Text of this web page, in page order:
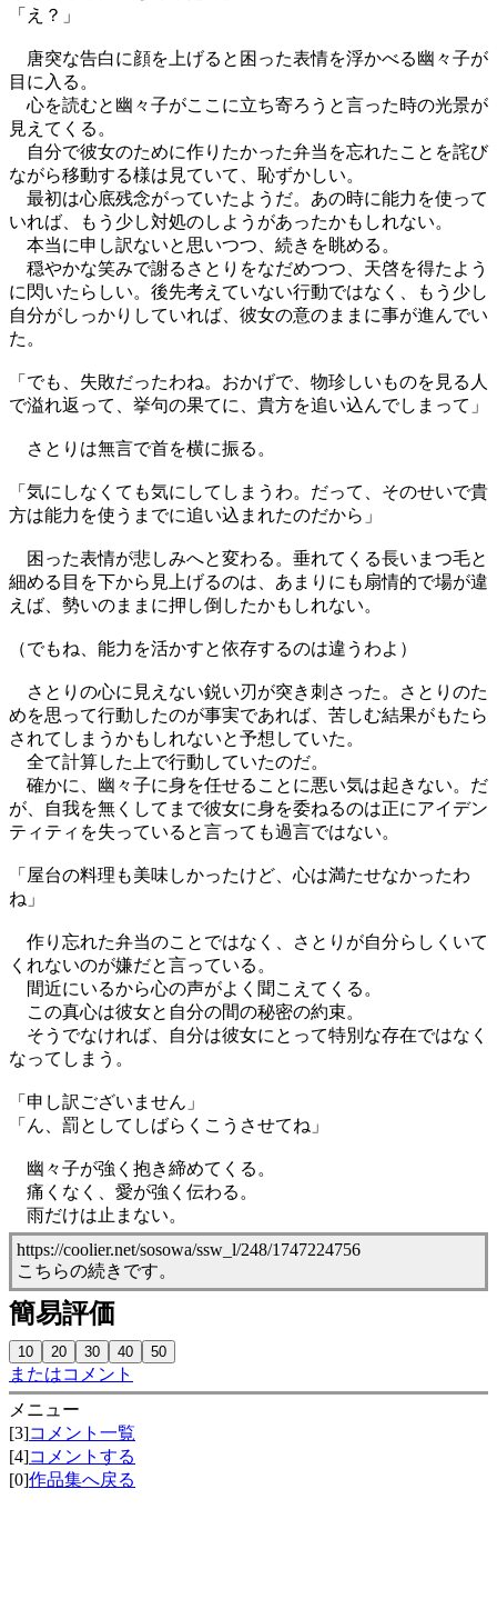
「え？」
唐突な告白に顔を上げると困った表情を浮かべる幽々子が
目に入る。
心を読むと幽々子がここに立ち寄ろうと言った時の光景が
見えてくる。
自分で彼女のために作りたかった弁当を忘れたことを詫び
ながら移動する様は見ていて、恥ずかしい。
最初は心底残念がっていたようだ。あの時に能力を使って
いれば、もう少し対処のしようがあったかもしれない。
本当に申し訳ないと思いつつ、続きを眺める。
穏やかな笑みで謝るさとりをなだめつつ、天啓を得たよう
に閃いたらしい。後先考えていない行動ではなく、もう少し
自分がしっかりしていれば、彼女の意のままに事が進んでい
た。
「でも、失敗だったわね。おかげで、物珍しいものを見る人
で溢れ返って、挙句の果てに、貴方を追い込んでしまって」
さとりは無言で首を横に振る。
「気にしなくても気にしてしまうわ。だって、そのせいで貴
方は能力を使うまでに追い込まれたのだから」
困った表情が悲しみへと変わる。垂れてくる長いまつ毛と
細める目を下から見上げるのは、あまりにも扇情的で場が違
えば、勢いのままに押し倒したかもしれない。
（でもね、能力を活かすと依存するのは違うわよ）
さとりの心に見えない鋭い刃が突き刺さった。さとりのた
めを思って行動したのが事実であれば、苦しむ結果がもたら
されてしまうかもしれないと予想していた。
全て計算した上で行動していたのだ。
確かに、幽々子に身を任せることに悪い気は起きない。だ
が、自我を無くしてまで彼女に身を委ねるのは正にアイデン
ティティを失っていると言っても過言ではない。
「屋台の料理も美味しかったけど、心は満たせなかったわ
ね」
作り忘れた弁当のことではなく、さとりが自分らしくいて
くれないのが嫌だと言っている。
間近にいるから心の声がよく聞こえてくる。
この真心は彼女と自分の間の秘密の約束。
そうでなければ、自分は彼女にとって特別な存在ではなく
なってしまう。
「申し訳ございません」
「ん、罰としてしばらくこうさせてね」
幽々子が強く抱き締めてくる。
痛くなく、愛が強く伝わる。
雨だけは止まない。
https://coolier.net/sosowa/ssw_l/248/1747224756
こちらの続きです。
簡易評価
またはコメント
メニュー
[3]コメント一覧
[4]コメントする
[0]作品集へ戻る